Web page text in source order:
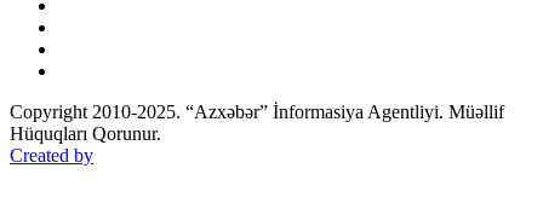
Copyright 2010-2025. “Azxəbər” İnformasiya Agentliyi. Müəllif
Hüquqları Qorunur.
Created by